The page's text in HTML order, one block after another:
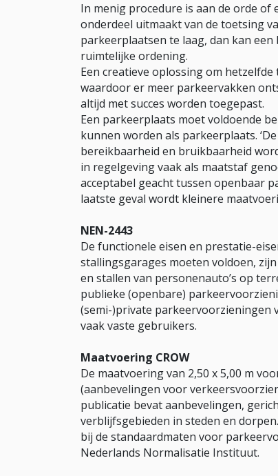
In menig procedure is aan de orde
onderdeel uitmaakt van de toetsing
parkeerplaatsen te laag, dan kan
ruimtelijke ordening.
Een creatieve oplossing om
waardoor er meer parkeervakken
altijd met succes worden toegepast.
Een parkeerplaats moet voldoende
kunnen worden als parkeerplaats.
bereikbaarheid en bruikbaarheid
in regelgeving vaak als maatstaf
acceptabel geacht tussen openbaar
laatste geval wordt kleinere
NEN-2443
De functionele eisen en prestatie-
stallingsgarages moeten voldoen,
en stallen van personenauto’s op
publieke (openbare)
(semi-)private parkeervoorzieningen
vaak vaste gebruikers.
Maatvoering CROW
De maatvoering van 2,50 x 5,00 m
(aanbevelingen voor
publicatie bevat aanbevelingen,
verblijfsgebieden in steden en
bij de standaardmaten voor
Nederlands Normalisatie Instituut.